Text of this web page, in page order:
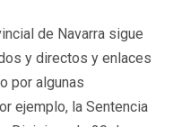
de Navarra sigue
y directos y enlaces
por algunas
ejemplo, la Sentencia